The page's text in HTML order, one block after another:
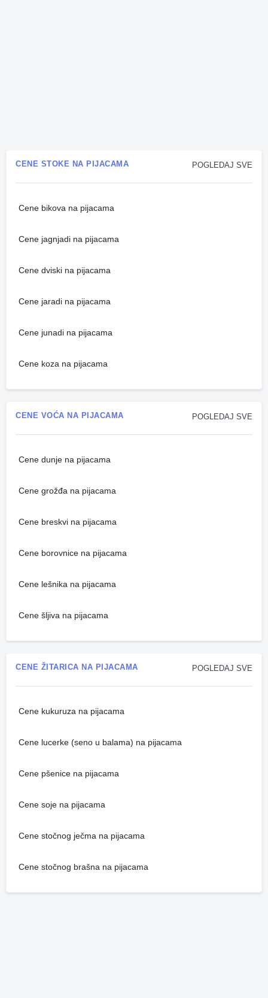
POGLEDAJ SVE
CENE STOKE NA PIJACAMA
Cene bikova na pijacama
Cene jagnjadi na pijacama
Cene dviski na pijacama
Cene jaradi na pijacama
Cene junadi na pijacama
Cene koza na pijacama
POGLEDAJ SVE
CENE VOĆA NA PIJACAMA
Cene dunje na pijacama
Cene grožđa na pijacama
Cene breskvi na pijacama
Cene borovnice na pijacama
Cene lešnika na pijacama
Cene šljiva na pijacama
POGLEDAJ SVE
CENE ŽITARICA NA PIJACAMA
Cene kukuruza na pijacama
Cene lucerke (seno u balama) na pijacama
Cene pšenice na pijacama
Cene soje na pijacama
Cene stočnog ječma na pijacama
Cene stočnog brašna na pijacama